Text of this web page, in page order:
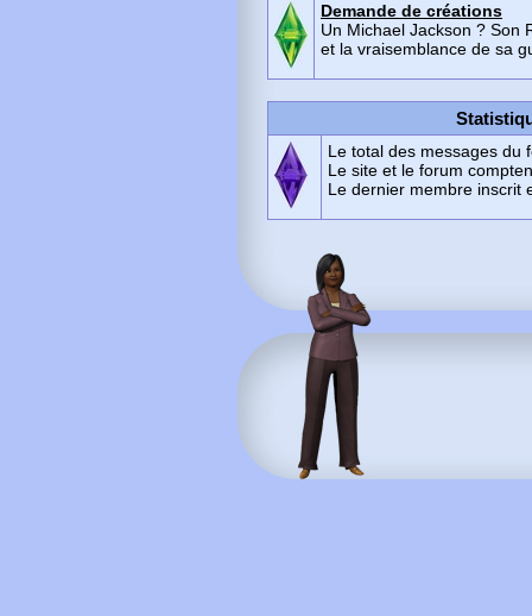
Demande de créations
Un Michael Jackson ? Son
et la vraisemblance de sa
Le total des messages du
Le site et le forum
Le dernier membre inscrit